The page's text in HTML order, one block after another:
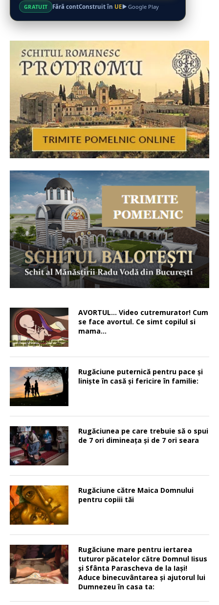
GRATUIT Fără contConstruit în UE Google Play
AVORTUL… Video cutremurator! Cum
se face avortul. Ce simt copilul si
mama…
Rugăciune puternică pentru pace şi
linişte în casă şi fericire în familie:
Rugăciunea pe care trebuie să o spui
de 7 ori dimineața și de 7 ori seara
Rugăciune către Maica Domnului
pentru copiii tăi
Rugăciune mare pentru iertarea
tuturor păcatelor către Domnul Iisus
şi Sfânta Parascheva de la Iaşi!
Aduce binecuvântarea şi ajutorul lui
Dumnezeu în casa ta: